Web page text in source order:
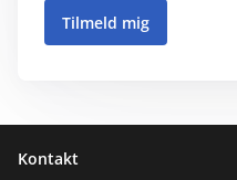
Sidefod
Kontakt